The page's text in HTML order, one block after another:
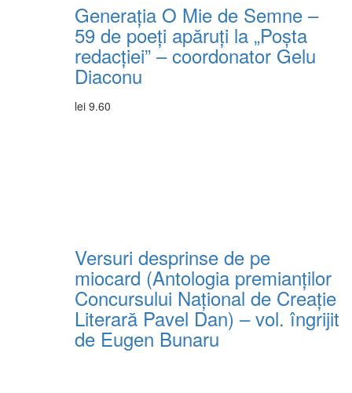
Generația O Mie de Semne –
59 de poeți apăruți la „Poșta
redacției” – coordonator Gelu
Diaconu
lei 9.60
Versuri desprinse de pe
miocard (Antologia premianţilor
Concursului Naţional de Creaţie
Literară Pavel Dan) – vol. îngrijit
de Eugen Bunaru